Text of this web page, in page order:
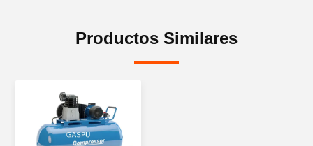
Productos Similares